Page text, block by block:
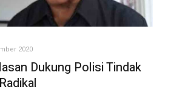
2020
Dukung Polisi Tindak